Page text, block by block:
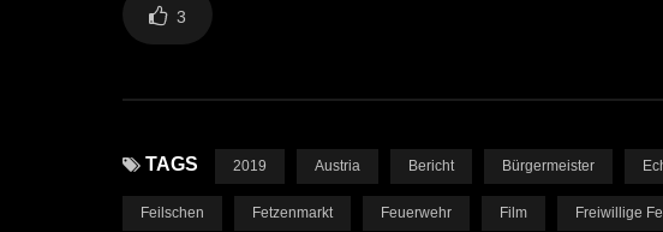
3
TAGS 2019 Austria Bericht Bürgermeister
Feilschen Fetzenmarkt Feuerwehr Film Freiwillige